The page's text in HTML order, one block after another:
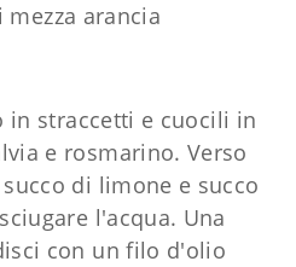
mezza arancia
straccetti e cuocili in
e rosmarino. Verso
di limone e succo
l'acqua. Una
con un filo d'olio